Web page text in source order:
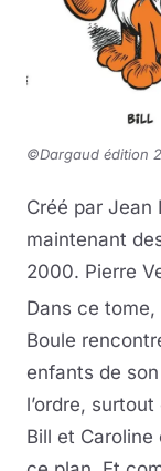
©Dargaud édition
Créé par Jean
maintenant
2000. Pierre
Dans ce
Boule
enfants de
l’ordre,
Bill et